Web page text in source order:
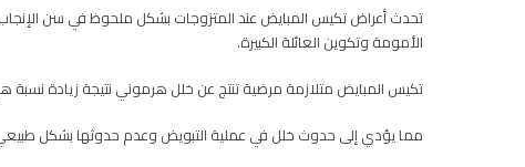
تحدث أعراض تكيس المبايض عند المتزوجات بشكل ملحوظ في سن
الأمومة وتكوين العائلة الكبيرة.
تكيس المبايض متلازمة مرضية تنتج عن خلل هرموني نتيجة زيادة نسبة
مما يؤدي إلى حدوث خلل في عملية التبويض وعدم حدوثها بشكل